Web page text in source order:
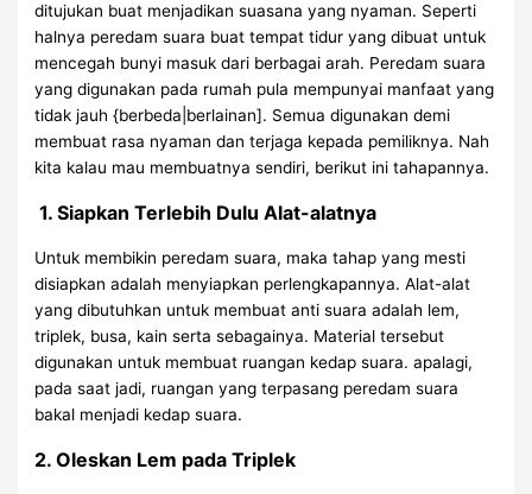
ditujukan buat menjadikan suasana yang nyaman. Seperti
halnya peredam suara buat tempat tidur yang dibuat untuk
mencegah bunyi masuk dari berbagai arah. Peredam suara
yang digunakan pada rumah pula mempunyai manfaat yang
tidak jauh {berbeda|berlainan]. Semua digunakan demi
membuat rasa nyaman dan terjaga kepada pemiliknya. Nah
kita kalau mau membuatnya sendiri, berikut ini tahapannya.
1. Siapkan Terlebih Dulu Alat-alatnya
Untuk membikin peredam suara, maka tahap yang mesti
disiapkan adalah menyiapkan perlengkapannya. Alat-alat
yang dibutuhkan untuk membuat anti suara adalah lem,
triplek, busa, kain serta sebagainya. Material tersebut
digunakan untuk membuat ruangan kedap suara. apalagi,
pada saat jadi, ruangan yang terpasang peredam suara
bakal menjadi kedap suara.
2. Oleskan Lem pada Triplek